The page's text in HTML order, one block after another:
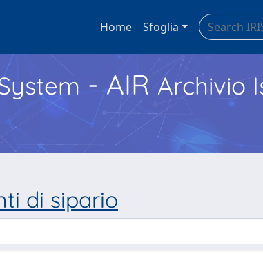
Home Sfoglia
- AIR Archivio
di sipario